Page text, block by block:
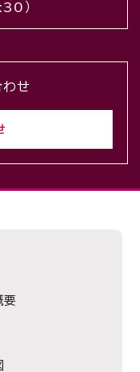
）
せ
要